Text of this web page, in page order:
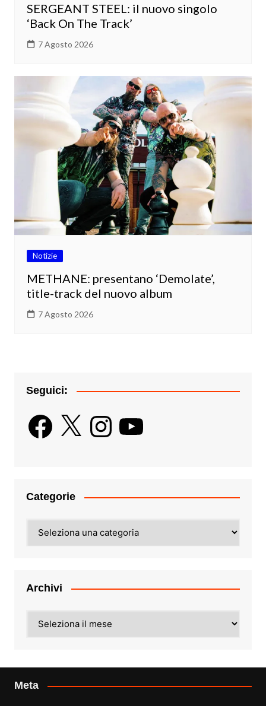
SERGEANT STEEL: il nuovo singolo
‘Back On The Track’
7 Agosto 2026
Notizie
METHANE: presentano ‘Demolate’,
title-track del nuovo album
7 Agosto 2026
Seguici:
Facebook
X InstagramYouTube
Categorie
Archivi
Meta